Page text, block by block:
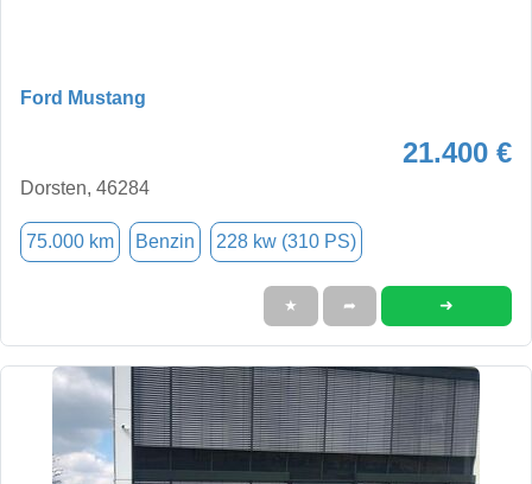
Ford Mustang
21.400 €
Dorsten, 46284
75.000 km Benzin 228 kw (310 PS)
★ ➦ ➜